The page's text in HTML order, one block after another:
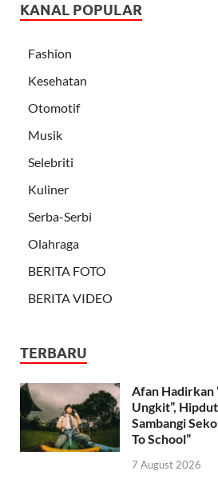
KANAL POPULAR
Fashion
Kesehatan
Otomotif
Musik
Selebriti
Kuliner
Serba-Serbi
Olahraga
BERITA FOTO
BERITA VIDEO
TERBARU
Afan Hadirkan
Ungkit”,
Sambangi
To School”
7 August 2026